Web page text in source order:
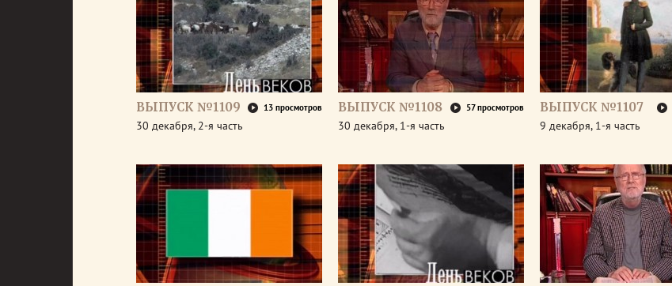
ВЫПУСК №1109 13 просмотров
30 декабря, 2-я часть
ВЫПУСК №1108 57 просмотров
30 декабря, 1-я часть
ВЫПУСК №1107
9 декабря, 1-я часть